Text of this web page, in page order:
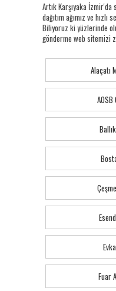
Artık Karşıyaka
dağıtım ağımız ve
Biliyoruz ki yüzlerinde
gönderme web sitemizi
Alaçatı
AOSB
Fuar